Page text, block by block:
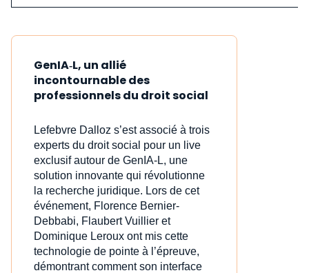
GenIA‑L, un allié
incontournable des
professionnels du droit social
Lefebvre Dalloz s’est associé à trois
experts du droit social pour un live
exclusif autour de GenIA‑L, une
solution innovante qui révolutionne
la recherche juridique. Lors de cet
événement, Florence Bernier-
Debbabi, Flaubert Vuillier et
Dominique Leroux ont mis cette
technologie de pointe à l’épreuve,
démontrant comment son interface